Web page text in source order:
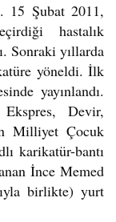
15 Şubat 2011,
hastalık
Sonraki yıllarda
yöneldi. İlk
yayınlandı.
Devir,
Milliyet Çocuk
karikatür-bantı
İnce Memed
birlikte) yurt